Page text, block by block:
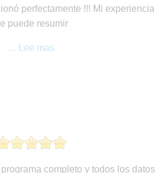
perfectamente !!! Mi experiencia
puede resumir
... Lee mas
completo y todos los datos